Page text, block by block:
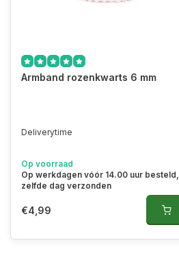
Armband rozenkwarts 6 mm
Deliverytime
Op voorraad
Op werkdagen vóór 14.00 uur besteld,
zelfde dag verzonden
€4,99